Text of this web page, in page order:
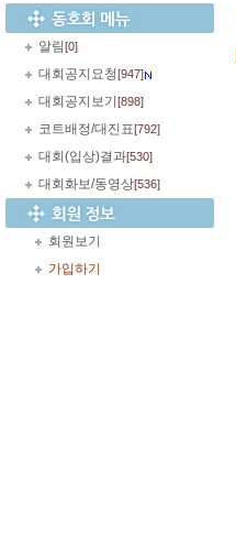
알림[0]
대회공지요청[947]
대회공지보기 [898]
코트배정/대진표[792]
대회(입상)결과[530]
대회화보/동영상[536]
회원보기
가입하기